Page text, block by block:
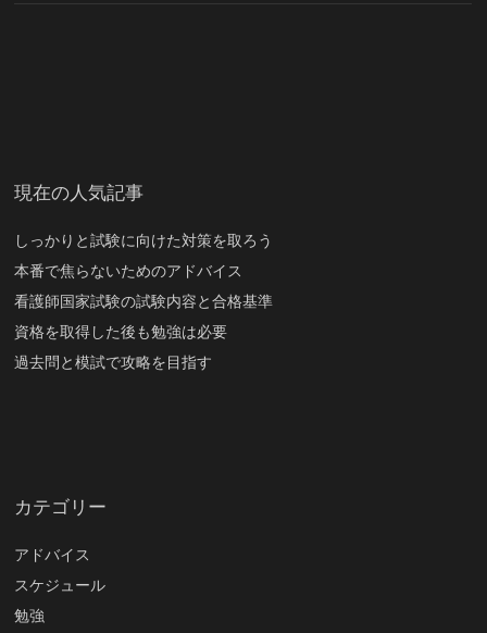
現在の人気記事
しっかりと試験に向けた対策を取ろう
本番で焦らないためのアドバイス
看護師国家試験の試験内容と合格基準
資格を取得した後も勉強は必要
過去問と模試で攻略を目指す
カテゴリー
アドバイス
スケジュール
勉強